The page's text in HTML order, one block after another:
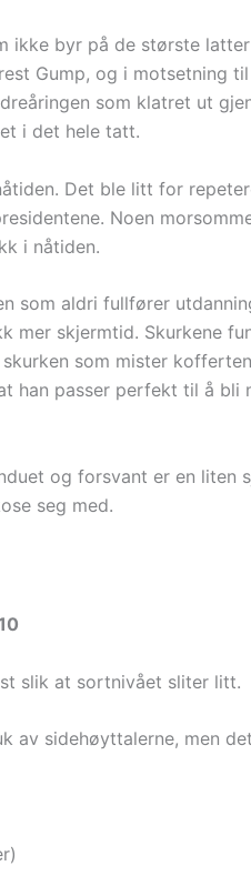
ikke byr på de største
Gump, og i motsetning
som klatret ut
i det hele tatt.
Det ble litt for
Noen
i nåtiden.
som aldri fullfører
mer skjermtid. Skurkene
som mister
han passer perfekt til å bli
og forsvant er en liten
seg med.
slik at sortnivået sliter litt.
av sidehøyttalerne, men